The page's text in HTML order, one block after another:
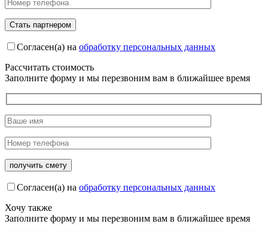
Согласен(а) на обработку персональных данных
Рассчитать стоимость
Заполните форму и мы перезвоним вам в ближайшее время
Согласен(а) на обработку персональных данных
Хочу также
Заполните форму и мы перезвоним вам в ближайшее время